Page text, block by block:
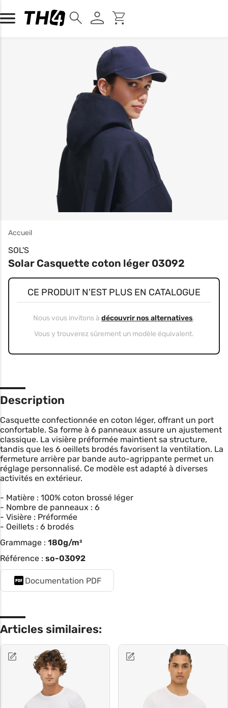
Accueil
SOL'S
Solar Casquette coton léger 03092
CE PRODUIT N'EST PLUS EN CATALOGUE
Nous vous invitons à découvrir nos alternatives.
Vous y trouverez sûrement un modèle équivalent.
Description
Casquette confectionnée en coton léger, offrant un port
confortable. Sa forme à 6 panneaux assure un ajustement
classique. La visière préformée maintient sa structure,
tandis que les 6 oeillets brodés favorisent la ventilation. La
fermeture arrière par bande auto-agrippante permet un
réglage personnalisé. Ce modèle est adapté à diverses
activités en extérieur.
- Matière : 100% coton brossé léger
- Nombre de panneaux : 6
- Visière : Préformée
- Oeillets : 6 brodés
Grammage : 180g/m²
Référence : so-03092
Documentation PDF
Articles similaires: